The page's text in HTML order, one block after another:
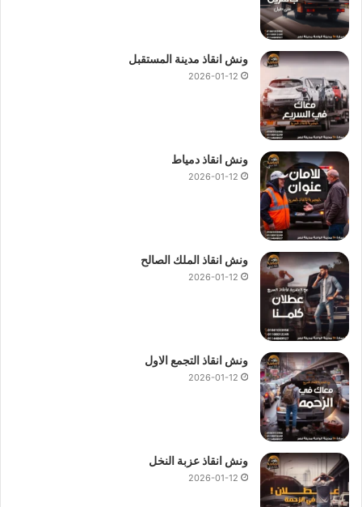
ونش انقاذ مدينة المستقبل
2026-01-12
ونش انقاذ دمياط
2026-01-12
ونش انقاذ الملك الصالح
2026-01-12
ونش انقاذ التجمع الاول
2026-01-12
ونش انقاذ عزبة النخل
2026-01-12